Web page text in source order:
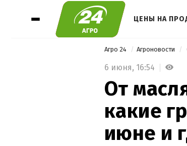
ЦЕНЫ НА
Агро 24 Агроновости
6 июня, 16:54
От
какие
июне и